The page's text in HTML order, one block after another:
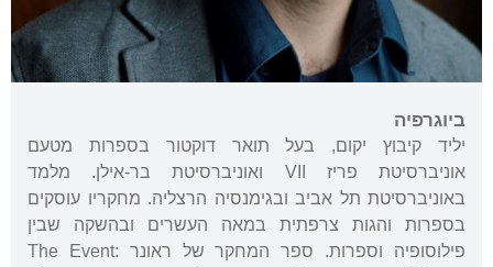
ביוגרפיה
יליד קיבוץ יקום, בעל תואר דוקטור בספרות מטעם
אוניברסיטת פריז VII ואוניברסיטת בר-אילן. מלמד
באוניברסיטת תל אביב ובגימנסיה הרצליה. מחקריו עוסקים
בספרות והגות צרפתית במאה העשרים ובהשקה שבין
פילוסופיה וספרות. ספר המחקר של ראונר The Event: